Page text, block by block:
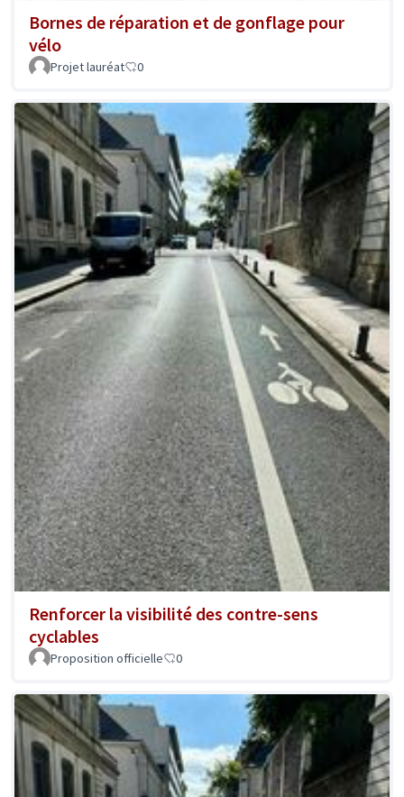
Bornes de réparation et de gonflage pour
vélo
Projet lauréat 0
Renforcer la visibilité des contre-sens
cyclables
Proposition officielle 0